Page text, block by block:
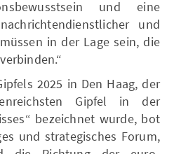
und eine
und
in der Lage sein, die
2025 in Den Haag, der
Gipfel in der
bezeichnet wurde, bot
und strategisches Forum,